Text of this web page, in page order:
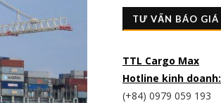
TƯ VẤN BÁO GIÁ
TTL Cargo Max
Hotline kinh doanh:
(+84) 0979 059 193